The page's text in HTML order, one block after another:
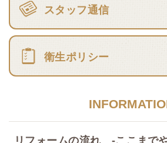
スタッフ通信
衛生ポリシー